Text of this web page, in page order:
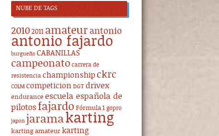
NUBE DE TAGS
20102011 amateur antonio
antonio fajardo
burgueño CABANILLAS
campeonato carrera de
resistencia championship ckrc
COLM competicion DGT drivex
endurance escuela española de
pilotos fajardo Fórmula 1 gopro
japon jaramakarting
karting amateur karting